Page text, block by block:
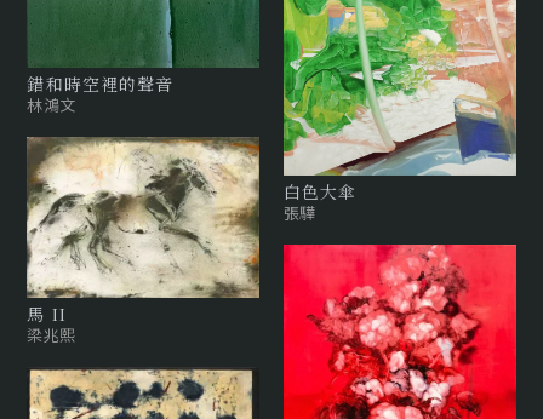
錯和時空裡的聲音
林鴻文
馬 II
梁兆熙
白色大傘
張驊